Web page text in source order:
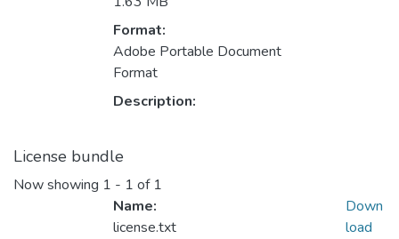
Format:
Adobe Portable Document
Format
Description:
License bundle
Now showing 1 - 1 of 1
Name:
license.txt
Down
load